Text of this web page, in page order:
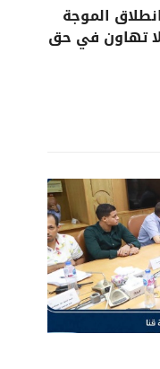
الموجة
لا تهاون في حق